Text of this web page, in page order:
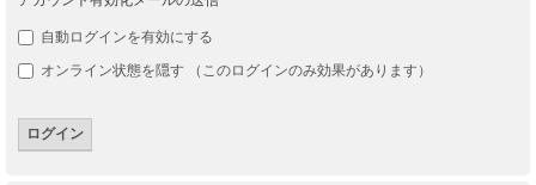
自動ログインを有効にする
オンライン状態を隠す （このログインのみ効果があります）